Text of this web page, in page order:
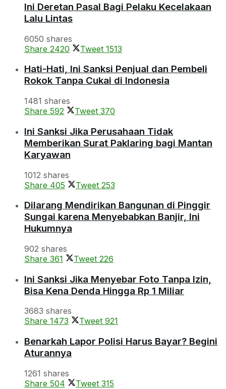
Ini Deretan Pasal Bagi Pelaku Kecelakaan
Lalu Lintas
6050 shares
Share 2420 Tweet 1513
Hati-Hati, Ini Sanksi Penjual dan Pembeli
Rokok Tanpa Cukai di Indonesia
1481 shares
Share 592 Tweet 370
Ini Sanksi Jika Perusahaan Tidak
Memberikan Surat Paklaring bagi Mantan
Karyawan
1012 shares
Share 405 Tweet 253
Dilarang Mendirikan Bangunan di Pinggir
Sungai karena Menyebabkan Banjir, Ini
Hukumnya
902 shares
Share 361 Tweet 226
Ini Sanksi Jika Menyebar Foto Tanpa Izin,
Bisa Kena Denda Hingga Rp 1 Miliar
3683 shares
Share 1473 Tweet 921
Benarkah Lapor Polisi Harus Bayar? Begini
Aturannya
1261 shares
Share 504 Tweet 315